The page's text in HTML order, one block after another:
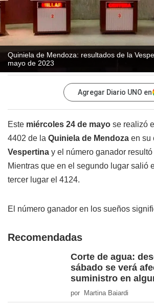
Quiniela de Mendoza: resultados de la
mayo de 2023
Agregar Diario UNO en
Este miércoles 24 de mayo se realizó el
4402 de la Quiniela de Mendoza en su
Vespertina y el número ganador resultó
Mientras que en el segundo lugar salió
tercer lugar el 4124.
El número ganador en los sueños
Recomendadas
Corte de agua:
sábado se verá
suministro en
por Martina Baiardi